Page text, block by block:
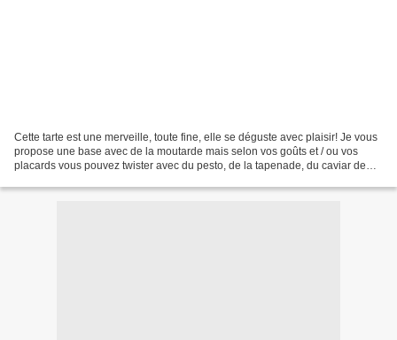
Cette tarte est une merveille, toute fine, elle se déguste avec plaisir! Je vous
propose une base avec de la moutarde mais selon vos goûts et / ou vos
placards vous pouvez twister avec du pesto, de la tapenade, du caviar de